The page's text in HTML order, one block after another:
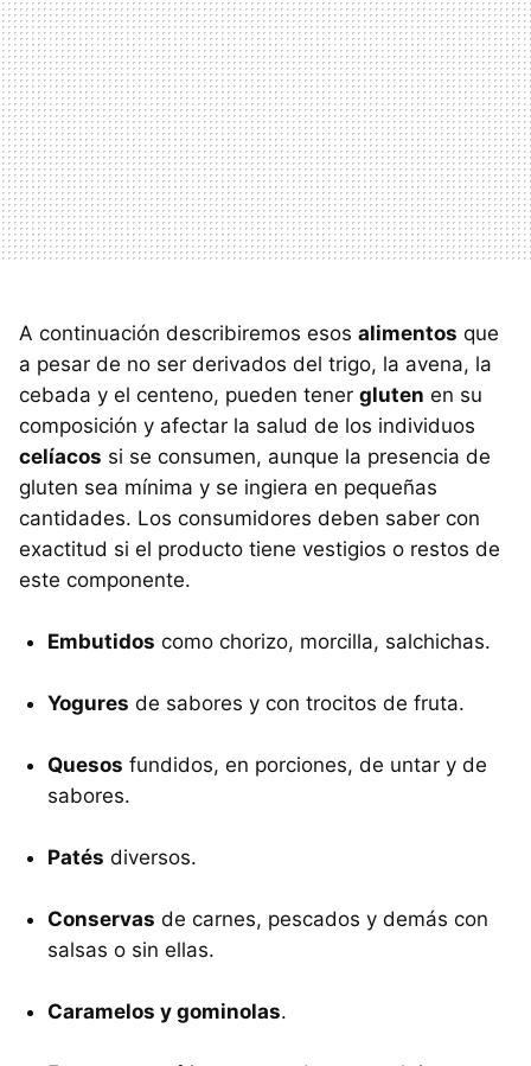
A continuación describiremos esos alimentos que
a pesar de no ser derivados del trigo, la avena, la
cebada y el centeno, pueden tener gluten en su
composición y afectar la salud de los individuos
celíacos si se consumen, aunque la presencia de
gluten sea mínima y se ingiera en pequeñas
cantidades. Los consumidores deben saber con
exactitud si el producto tiene vestigios o restos de
este componente.
Embutidos como chorizo, morcilla, salchichas.
Yogures de sabores y con trocitos de fruta.
Quesos fundidos, en porciones, de untar y de
sabores.
Patés diversos.
Conservas de carnes, pescados y demás con
salsas o sin ellas.
Caramelos y gominolas.